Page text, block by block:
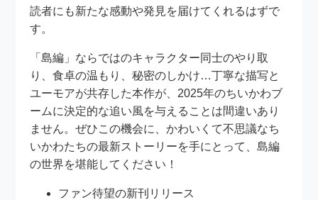
読者にも新たな感動や発見を届けてくれるはずで
す。
「島編」ならではのキャラクター同士のやり取
り、食卓の温もり、秘密のしかけ…丁寧な描写と
ユーモアが共存した本作が、2025年のちいかわブ
ームに決定的な追い風を与えることは間違いあり
ません。ぜひこの機会に、かわいくて不思議なち
いかわたちの最新ストーリーを手にとって、島編
の世界を堪能してください！
ファン待望の新刊リリース